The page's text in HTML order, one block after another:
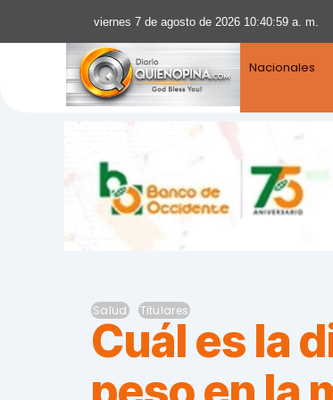
viernes 7 de agosto de 2026 10:41:01 a. m.
Nacionales
Salud Titulares
Cuál es la